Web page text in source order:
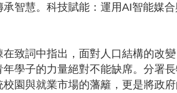
智慧。科技賦能：運用AI智能媒
致詞中指出，面對人口結構的改
學子的力量絕對不能缺席。分署
園與就業市場的藩籬，更是將政